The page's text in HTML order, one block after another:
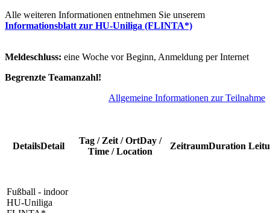
Alle weiteren Informationen entnehmen Sie unserem
Informationsblatt zur HU-Uniliga (FLINTA*)
Meldeschluss: eine Woche vor Beginn, Anmeldung per Internet
Begrenzte Teamanzahl!
Allgemeine Informationen zur Teilnahme
DetailsDetail
Tag / Zeit / OrtDay /
Time / Location
ZeitraumDuration
Fußball - indoor
HU-Uniliga